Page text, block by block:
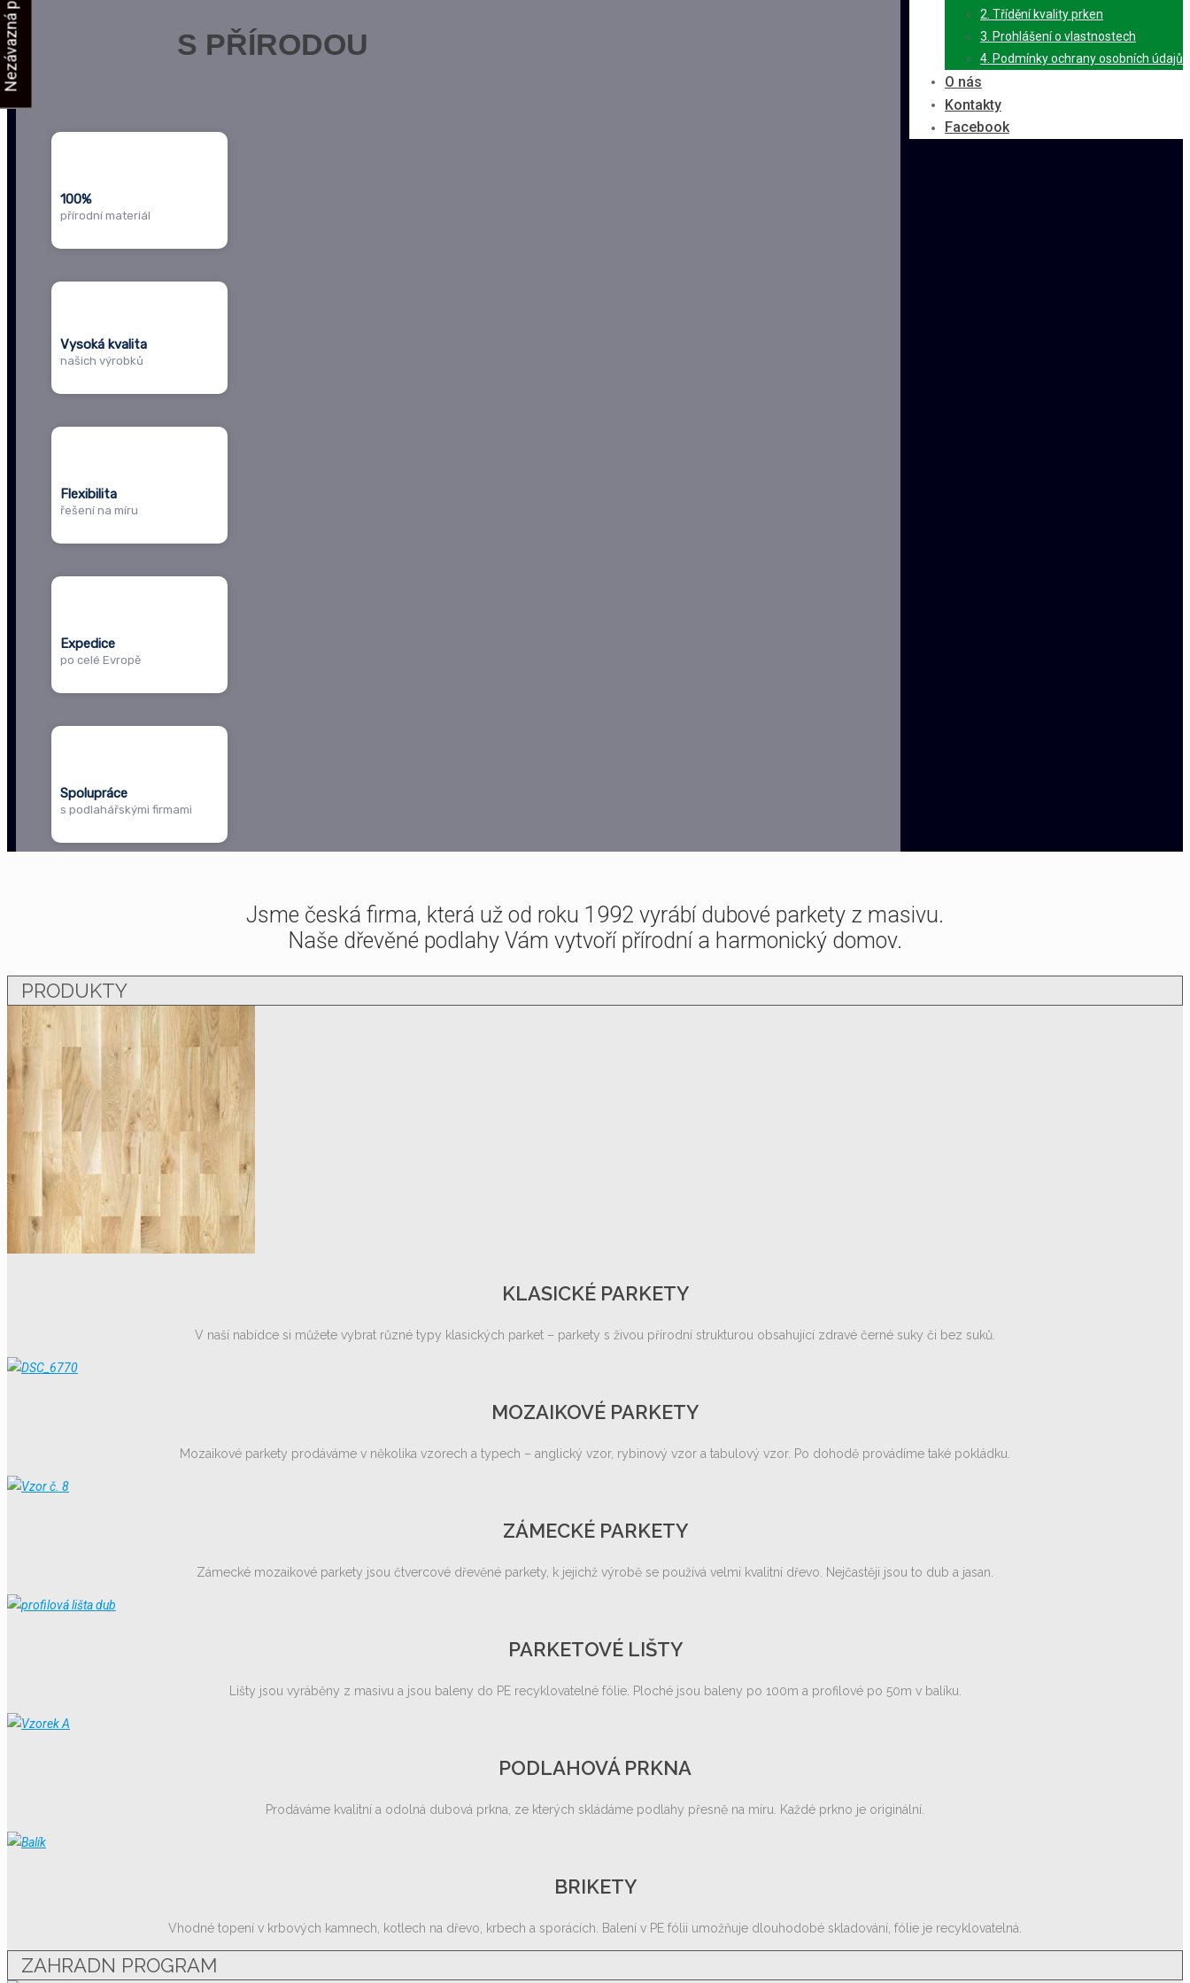
2. Třídění kvality prken
3. Prohlášení o vlastnostech
4. Podmínky ochrany osobních údajů
O nás
Kontakty
Facebook
S PŘÍRODOU
100%
přírodní materiál
Vysoká kvalita
našich výrobků
Flexibilita
řešení na míru
Expedice
po celé Evropě
Spolupráce
s podlahářskými firmami
Jsme česká firma, která už od roku 1992 vyrábí dubové parkety z masivu.
Naše dřevěné podlahy Vám vytvoří přírodní a harmonický domov.
PRODUKTY
KLASICKÉ PARKETY
V naší nabídce si můžete vybrat různé typy klasických parket – parkety s živou přírodní strukturou obsahující zdravé černé suky či bez suků.
MOZAIKOVÉ PARKETY
Mozaikové parkety prodáváme v několika vzorech a typech – anglický vzor, rybinový vzor a tabulový vzor. Po dohodě provádíme také pokládku.
ZÁMECKÉ PARKETY
Zámecké mozaikové parkety jsou čtvercové dřevěné parkety, k jejichž výrobě se používá velmi kvalitní dřevo. Nejčastěji jsou to dub a jasan.
PARKETOVÉ LIŠTY
Lišty jsou vyráběny z masivu a jsou baleny do PE recyklovatelné fólie. Ploché jsou baleny po 100m a profilové po 50m v balíku.
PODLAHOVÁ PRKNA
Prodáváme kvalitní a odolná dubová prkna, ze kterých skládáme podlahy přesně na míru. Každé prkno je originální.
BRIKETY
Vhodné topení v krbových kamnech, kotlech na dřevo, krbech a sporácích. Balení v PE fólii umožňuje dlouhodobé skladování, fólie je recyklovatelná.
ZAHRADN PROGRAM